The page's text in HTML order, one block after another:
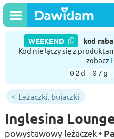
WEEKEND kod
Kod nie łączy się z
— zobacz
02d 07g
Leżaczki, bujaczki
Inglesina
powystawowy leżaczek •